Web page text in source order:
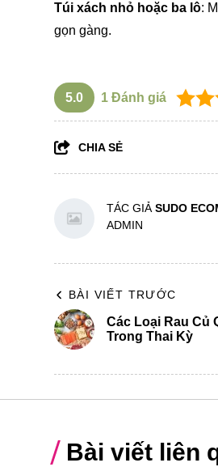
Túi xách nhỏ hoặc ba lô:
gọn gàng.
5.0 1 Đánh giá
CHIA SẺ
TÁC GIẢSUDO
ADMIN
BÀI VIẾT TRƯỚC
Các Loại Rau Củ
Trong Thai Kỳ
Bài viết liên